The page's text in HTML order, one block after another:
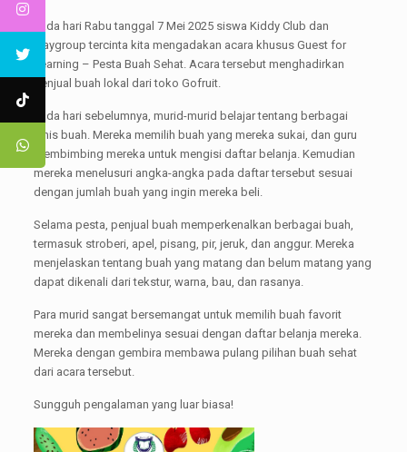
Pada hari Rabu tanggal 7 Mei 2025 siswa Kiddy Club dan
Playgroup tercinta kita mengadakan acara khusus Guest for
Learning – Pesta Buah Sehat. Acara tersebut menghadirkan
penjual buah lokal dari toko Gofruit.
Pada hari sebelumnya, murid-murid belajar tentang berbagai
jenis buah. Mereka memilih buah yang mereka sukai, dan guru
membimbing mereka untuk mengisi daftar belanja. Kemudian
mereka menelusuri angka-angka pada daftar tersebut sesuai
dengan jumlah buah yang ingin mereka beli.
Selama pesta, penjual buah memperkenalkan berbagai buah,
termasuk stroberi, apel, pisang, pir, jeruk, dan anggur. Mereka
menjelaskan tentang buah yang matang dan belum matang yang
dapat dikenali dari tekstur, warna, bau, dan rasanya.
Para murid sangat bersemangat untuk memilih buah favorit
mereka dan membelinya sesuai dengan daftar belanja mereka.
Mereka dengan gembira membawa pulang pilihan buah sehat
dari acara tersebut.
Sungguh pengalaman yang luar biasa!